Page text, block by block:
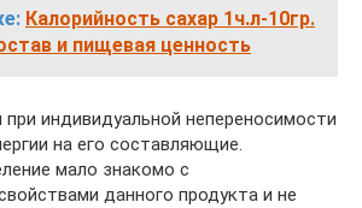
Калорийность сахар 1ч.л-10гр.
и пищевая ценность
индивидуальной непереносимости
на его составляющие.
мало знакомо с
данного продукта и не